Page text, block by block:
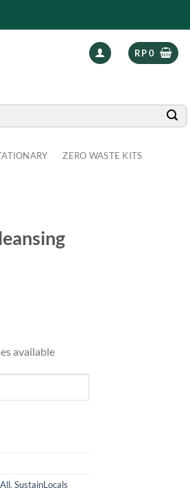
RP0
ZERO WASTE KITS
available
, SustainLocals